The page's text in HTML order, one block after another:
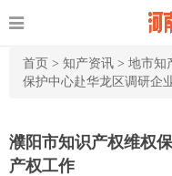
首页 > 知产资讯 > 地市知
保护中心赴华龙区调研企
濮阳市知识产权维权
产权工作